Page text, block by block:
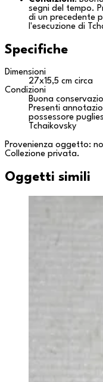
segni del tempo.
di un precedente
l'esecuzione di
Specifiche
Dimensioni
27x15,5 cm circa
Condizioni
Buona
Presenti
possessore
Tchaikovsky
Provenienza oggetto:
Collezione privata.
Oggetti simili